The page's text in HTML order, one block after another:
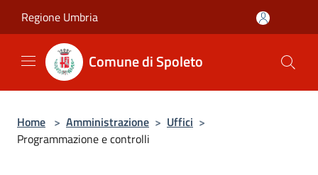
Regione Umbria
Comune di Spoleto
Home > Amministrazione > Uffici >
Programmazione e controlli